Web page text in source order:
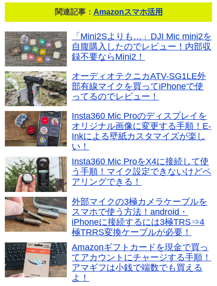
関連記事： Amazonスマホ活用
「Mini2Sよりも…」DJI Mic mini2を
自腹購入したのでレビュー！内部収
録不要ならMini2！
オーディオテクニカATV-SG1LE外
部有線マイクを買ってiPhoneで使
ってるのでレビュー！
Insta360 Mic Proのディスプレイを
オリジナル画像に変更する手順！E-
Inkによる壁紙カスタマイズが楽し
い！
Insta360 Mic ProをX4に接続して使
う手順！マイク設定できないけどペ
アリングできる！
外部マイクの3極カメラケーブルを
スマホで使う方法！android・
iPhoneに接続するには3極TRS⇒4
極TRRS変換ケーブルが必要！
Amazonギフトカードを現金で買っ
てアカウントにチャージする手順！
アマギフは小銭で端数でも買える
よ！